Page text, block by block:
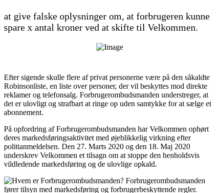
at give falske oplysninger om, at forbrugeren kunne
spare x antal kroner ved at skifte til Velkommen.
Efter sigende skulle flere af privat personerne være på den såkaldte
Robinsonliste, en liste over personer, der vil beskyttes mod direkte
reklamer og telefonsalg. Forbrugerombudsmanden understreger, at
det er ulovligt og strafbart at ringe op uden samtykke for at sælge et
abonnement.
På opfordring af Forbrugerombudsmanden har Velkommen ophørt
deres markedsføringsaktivitet med øjeblikkelig virkning efter
politianmeldelsen. Den 27. Marts 2020 og den 18. Maj 2020
underskrev Velkommen et tilsagn om at stoppe den henholdsvis
vildledende markedsføring og de ulovlige opkald.